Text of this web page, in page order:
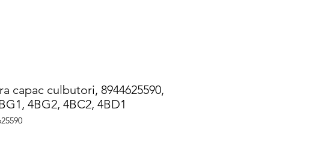
capac culbutori, 8944625590,
4BG2, 4BC2, 4BD1